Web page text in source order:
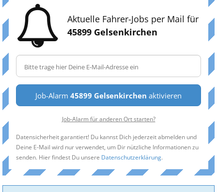
Aktuelle Fahrer-Jobs per Mail für
45899 Gelsenkirchen
Job-Alarm 45899 Gelsenkirchen aktivieren
Job-Alarm für anderen Ort starten?
Datensicherheit garantiert! Du kannst Dich jederzeit abmelden und
Deine E-Mail wird nur verwendet, um Dir nützliche Informationen zu
senden. Hier findest Du unsere Datenschutzerklärung.